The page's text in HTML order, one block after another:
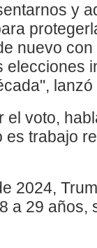
y
nuevo
elecciones
lanzó
el voto,
trabajo
2024,
a 29 años,